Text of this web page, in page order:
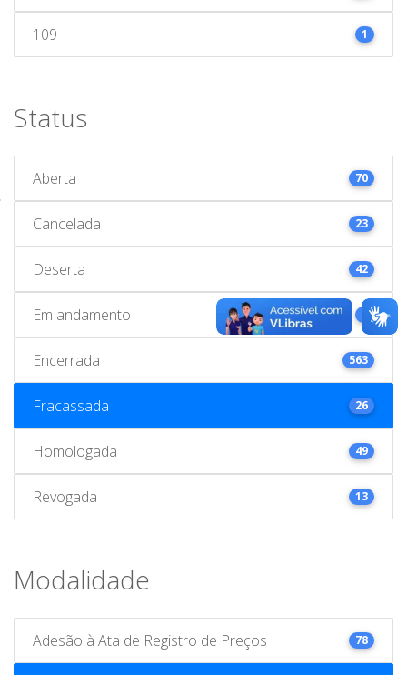
109 1
Status
Aberta 70
Cancelada 23
Deserta 42
Em andamento
Encerrada 563
Fracassada 26
Homologada 49
Revogada 13
Modalidade
Adesão à Ata de Registro de Preços 78